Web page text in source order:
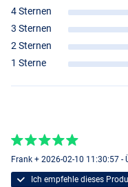
- Zugkraft: 6.8kg
- Übersetzungsverhältnis:
- Schnureinzug: 96cm
- Schnurkapazität: 310m/
4 Sternen
3 Sternen
2 Sternen
1 Sterne
Frank + 2026-02-10 11:30:57 -
Ich empfehle dieses